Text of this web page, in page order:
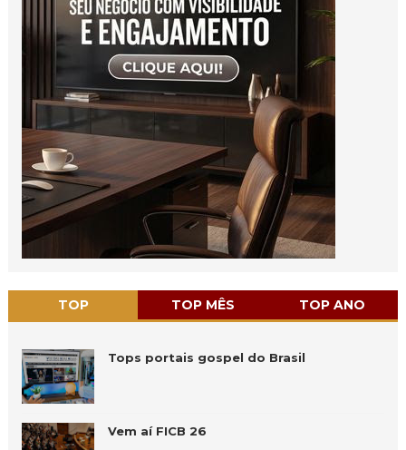
TOP TOP MÊS TOP ANO
Tops portais gospel do Brasil
Vem aí FICB 26